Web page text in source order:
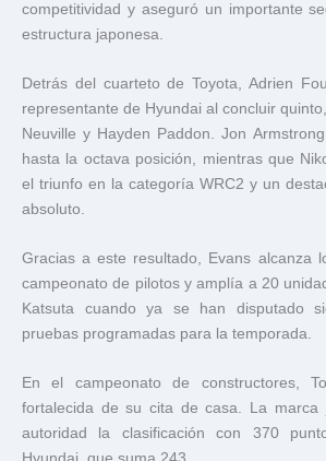
competitividad y aseguró un importante
estructura japonesa.
Detrás del cuarteto de Toyota, Adrien
representante de Hyundai al concluir
Neuville y Hayden Paddon. Jon
hasta la octava posición, mientras que
el triunfo en la categoría WRC2 y un
absoluto.
Gracias a este resultado, Evans alcanza
campeonato de pilotos y amplía a 20
Katsuta cuando ya se han disputado
pruebas programadas para la temporada.
En el campeonato de constructores,
fortalecida de su cita de casa. La marca
autoridad la clasificación con 370